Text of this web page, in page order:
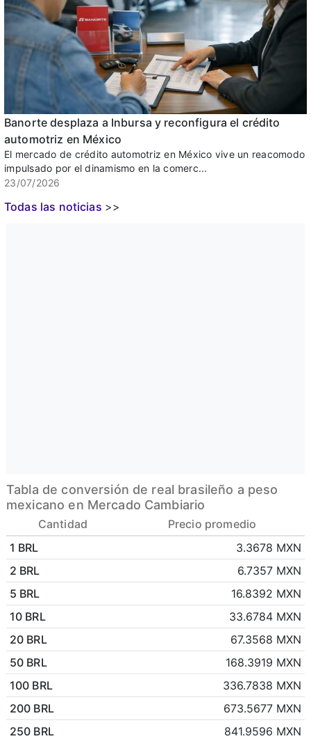
Banorte desplaza a Inbursa y reconfigura el crédito
automotriz en México
El mercado de crédito automotriz en México vive un reacomodo
impulsado por el dinamismo en la comerc...
23/07/2026
Todas las noticias >>
Tabla de conversión de real brasileño a peso
mexicano en Mercado Cambiario
Cantidad
Precio promedio
1 BRL
3.3678 MXN
2 BRL
6.7357 MXN
5 BRL
16.8392 MXN
10 BRL
33.6784 MXN
20 BRL
67.3568 MXN
50 BRL
168.3919 MXN
100 BRL
336.7838 MXN
200 BRL
673.5677 MXN
250 BRL
841.9596 MXN